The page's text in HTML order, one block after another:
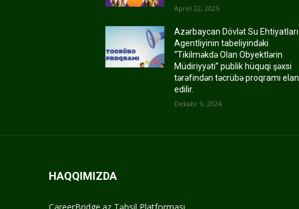
Aprel 22, 2025
Azərbaycan Dövlət Su Ehtiyatları
Agentliyinin tabeliyindəki
“Tikilməkdə Olan Obyektlərin
Müdiriyyəti” publik hüquqi şəxsi
tərəfindən təcrübə proqramı elan
edilir.
Dekabr 9, 2024
HAQQIMIZDA